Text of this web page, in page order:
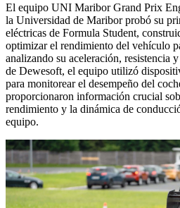
El equipo UNI Maribor Grand Prix
la Universidad de Maribor probó su
eléctricas de Formula Student,
optimizar el rendimiento del vehículo
analizando su aceleración, resistencia
de Dewesoft, el equipo utilizó
para monitorear el desempeño del
proporcionaron información crucial
rendimiento y la dinámica de
equipo.